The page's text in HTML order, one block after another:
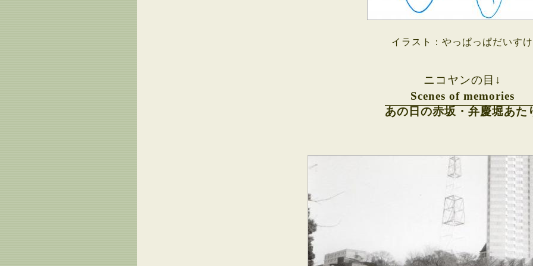
イラスト：やっぱっぱだいすけ
ニコヤンの目↓
Scenes of memories
あの日の赤坂・弁慶堀あた